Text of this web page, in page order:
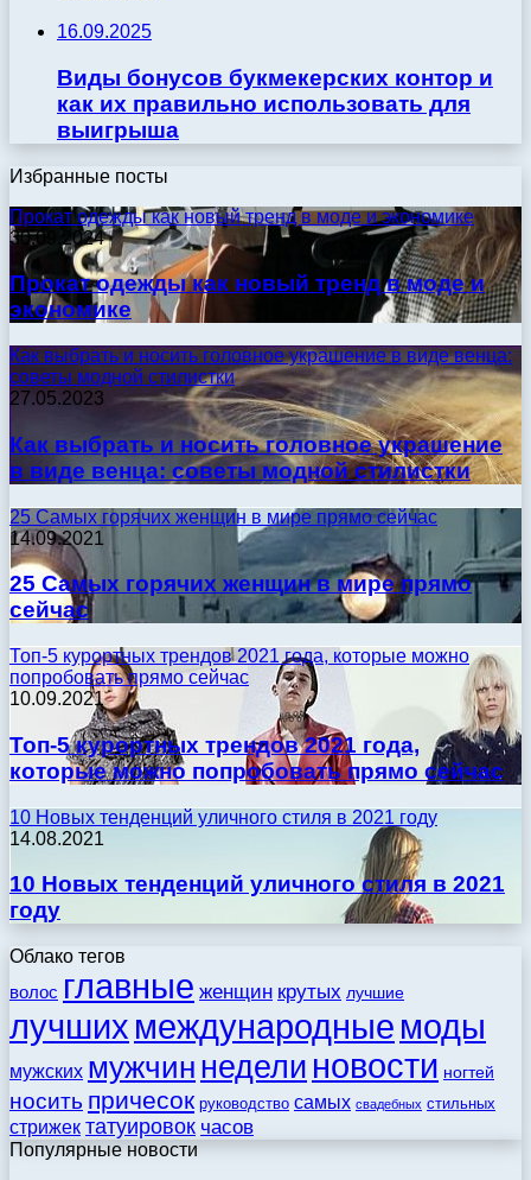
16.09.2025
Виды бонусов букмекерских контор и
как их правильно использовать для
выигрыша
Избранные посты
Прокат одежды как новый тренд в моде и экономике
30.09.2024
Прокат одежды как новый тренд в моде и
экономике
Как выбрать и носить головное украшение в виде венца:
советы модной стилистки
27.05.2023
Как выбрать и носить головное украшение
в виде венца: советы модной стилистки
25 Самых горячих женщин в мире прямо сейчас
14.09.2021
25 Самых горячих женщин в мире прямо
сейчас
Топ-5 курортных трендов 2021 года, которые можно
попробовать прямо сейчас
10.09.2021
Топ-5 курортных трендов 2021 года,
которые можно попробовать прямо сейчас
10 Новых тенденций уличного стиля в 2021 году
14.08.2021
10 Новых тенденций уличного стиля в 2021
году
Облако тегов
волос главные женщин крутых лучшие
лучших международные моды
мужских мужчин недели новости ногтей
носить причесок руководство самых свадебных стильных
стрижек татуировок часов
Популярные новости